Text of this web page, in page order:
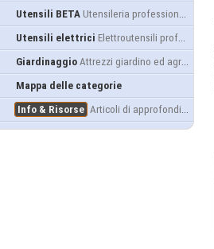
Utensili BETA Utensileria professionale
Utensili elettrici Elettroutensili professionali
Giardinaggio Attrezzi giardino ed agricoltura
Mappa delle categorie
Info & Risorse Articoli di approfondimento